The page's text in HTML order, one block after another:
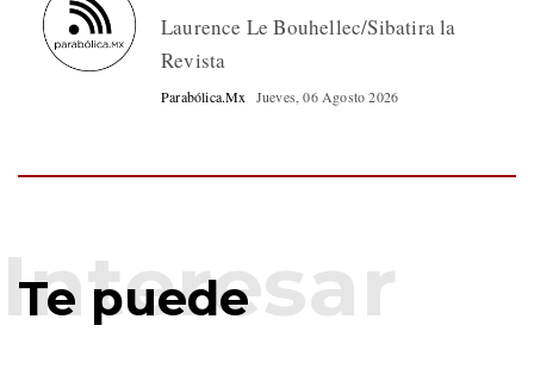
Laurence Le Bouhellec/Sibatira la
Revista
Parabólica.Mx Jueves, 06 Agosto 2026
Te puede